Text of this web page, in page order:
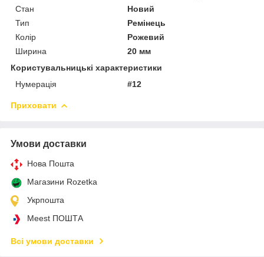
Стан
Новий
Тип
Ремінець
Колір
Рожевий
Ширина
20 мм
Користувальницькі характеристики
Нумерація
#12
Приховати
Умови доставки
Нова Пошта
Магазини Rozetka
Укрпошта
Meest ПОШТА
Всі умови доставки